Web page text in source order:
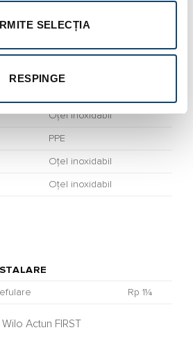
SELECȚIA
RESPINGE
Oțel inoxidabil
PPE
Oțel inoxidabil
Oțel inoxidabil
Rp 1¼
Actun FIRST